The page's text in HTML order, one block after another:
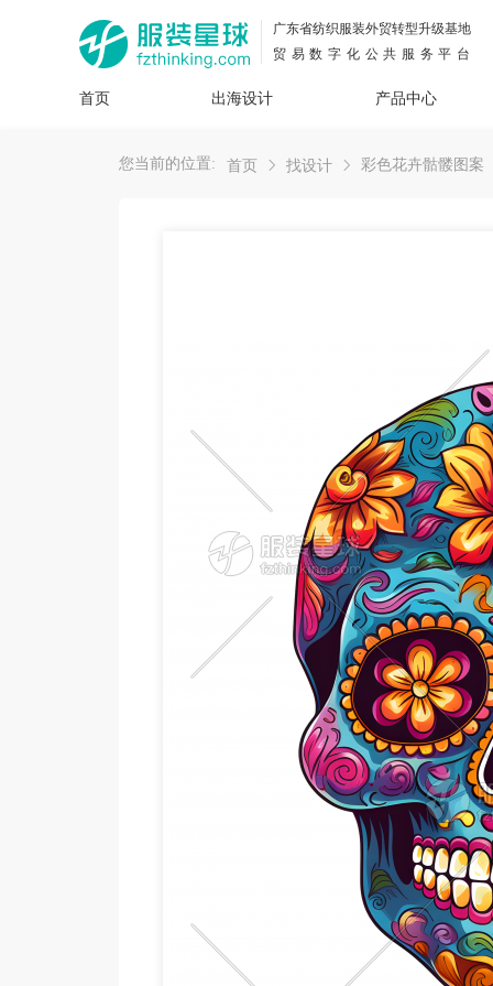
广东省纺织服装外贸转型升级基地
贸易数字化公共服务平台
首页 出海设计 产品中心
您当前的位置: 首页 找设计 彩色花卉骷髅图案